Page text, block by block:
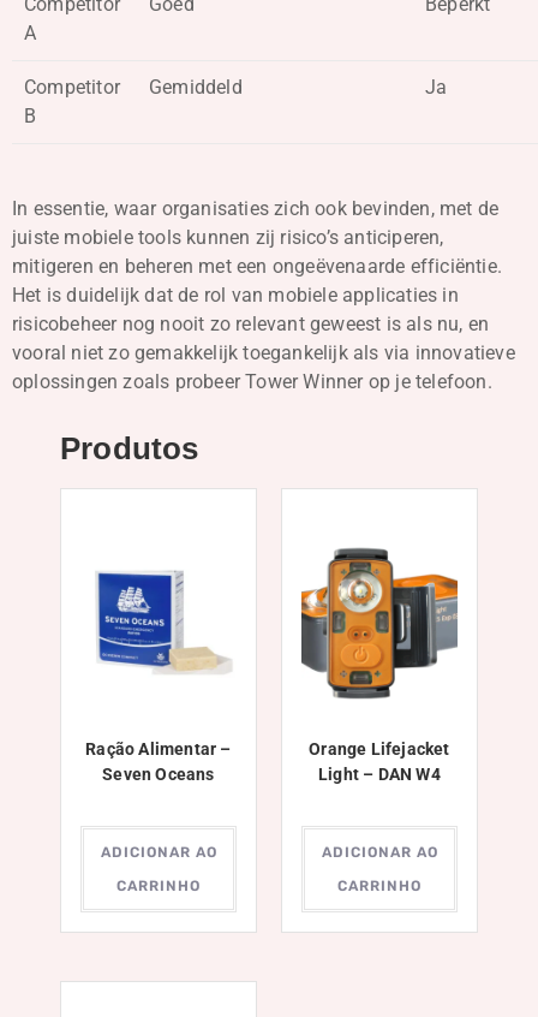
Competitor
A
Goed Beperkt
Competitor
B
Gemiddeld Ja
In essentie, waar organisaties zich ook bevinden, met de
juiste mobiele tools kunnen zij risico’s anticiperen,
mitigeren en beheren met een ongeëvenaarde efficiëntie.
Het is duidelijk dat de rol van mobiele applicaties in
risicobeheer nog nooit zo relevant geweest is als nu, en
vooral niet zo gemakkelijk toegankelijk als via innovatieve
oplossingen zoals probeer Tower Winner op je telefoon.
Produtos
Ração Alimentar –
Seven Oceans
ADICIONAR AO
CARRINHO
Orange Lifejacket
Light – DAN W4
ADICIONAR AO
CARRINHO